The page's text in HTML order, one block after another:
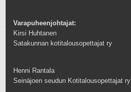
Varapuheenjohtajat:
Kirsi Huhtanen
Satakunnan kotitalousopettajat ry
Henni Rantala
Seinäjoen seudun Kotitalousopettajat ry